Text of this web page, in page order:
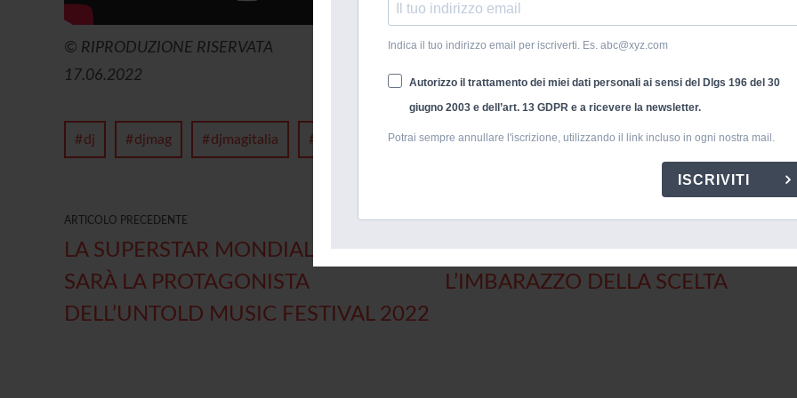
Indica il tuo indirizzo email per iscriverti. Es. abc@xyz.com
Autorizzo il trattamento dei miei dati personali ai sensi del Dlgs 196 del 30
giugno 2003 e dell’art. 13 GDPR e a ricevere la newsletter.
Potrai sempre annullare l'iscrizione, utilizzando il link incluso in ogni nostra mail.
ISCRIVITI
© RIPRODUZIONE RISERVATA
17.06.2022
dj djmag djmagitalia federicodoria news tech techtoolsnews tools
ARTICOLO PRECEDENTE
LA SUPERSTAR MONDIALE J BALVIN
SARÀ LA PROTAGONISTA
DELL’UNTOLD MUSIC FESTIVAL 2022
ARTICOLO SUCCESSIVO
L’IMBARAZZO DELLA SCELTA